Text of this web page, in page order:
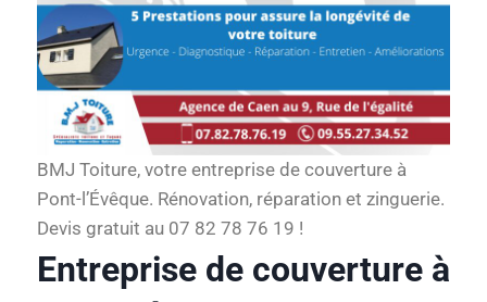
BMJ Toiture, votre entreprise de couverture à
Pont-l’Évêque. Rénovation, réparation et zinguerie.
Devis gratuit au 07 82 78 76 19 !
Entreprise de couverture à